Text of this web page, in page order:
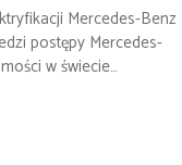
Mercedes-Benz
postępy Mercedes-
w świecie…